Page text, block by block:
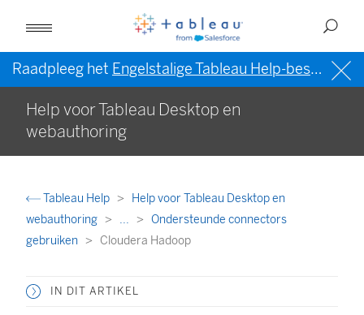
Raadpleeg het Engelstalige Tableau Help-bestand (VS)
Help voor Tableau Desktop en
webauthoring
Tableau Help
Help voor Tableau Desktop en
webauthoring
...
Ondersteunde connectors
gebruiken
Cloudera Hadoop
IN DIT ARTIKEL